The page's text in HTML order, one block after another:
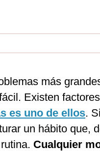
más
Existen
es uno de ellos.
un hábito que,
Cualquier